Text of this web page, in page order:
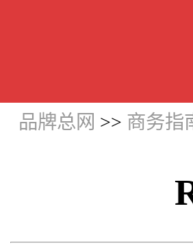
品牌总网 >> 商务指